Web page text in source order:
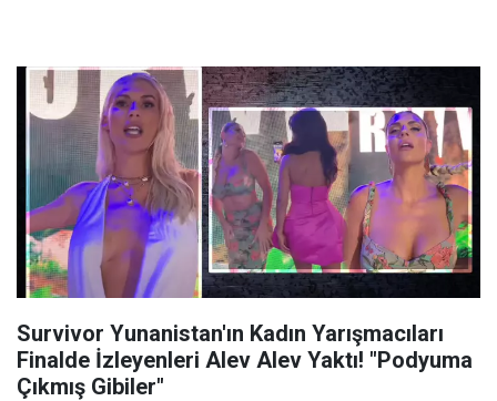
Survivor Yunanistan'ın Kadın Yarışmacıları
Finalde İzleyenleri Alev Alev Yaktı! "Podyuma
Çıkmış Gibiler"